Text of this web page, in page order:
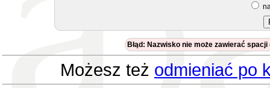
Błąd: Nazwisko nie może zawierać
Możesz też odmieniać po